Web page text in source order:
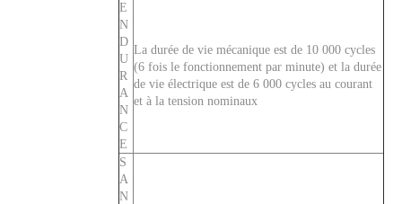
E
N
D
U
R
A
N
C
E
La durée de vie mécanique est de 10 000 cycles
(6 fois le fonctionnement par minute) et la durée
de vie électrique est de 6 000 cycles au courant
et à la tension nominaux
S
A
N